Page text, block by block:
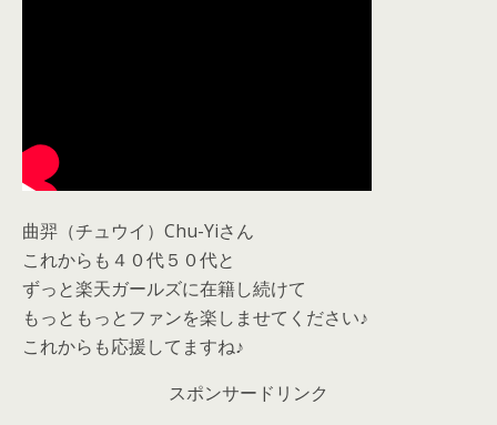
曲羿（チュウイ）Chu-Yiさん
これからも４０代５０代と
ずっと楽天ガールズに在籍し続けて
もっともっとファンを楽しませてください♪
これからも応援してますね♪
スポンサードリンク